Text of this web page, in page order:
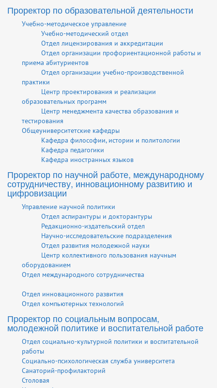
Проректор по образовательной деятельности
Учебно-методическое управление
Учебно-методический отдел
Отдел лицензирования и аккредитации
Отдел организации профориентационной работы и
приема абитуриентов
Отдел организации учебно-производственной
практики
Центр проектирования и реализации
образовательных программ
Центр менеджмента качества образования и
тестирования
Общеуниверситетские кафедры
Кафедра философии, истории и политологии
Кафедра педагогики
Кафедра иностранных языков
Проректор по научной работе, международному
сотрудничеству, инновационному развитию и
цифровизации
Управление научной политики
Отдел аспирантуры и докторантуры
Редакционно-издательский отдел
Научно-исследовательские подразделения
Отдел развития молодежной науки
Центр коллективного пользования научным
оборудованием
Отдел международного сотрудничества
Отдел инновационного развития
Отдел компьютерных технологий
Проректор по социальным вопросам,
молодежной политике и воспитательной работе
Отдел социально-культурной политики и воспитательной
работы
Социально-психологическая служба университета
Санаторий-профилакторий
Столовая